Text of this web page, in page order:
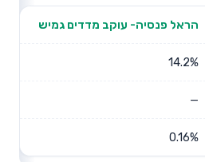
הראל פנסיה- עוקב מדדים גמיש
14.2%
—
0.16%